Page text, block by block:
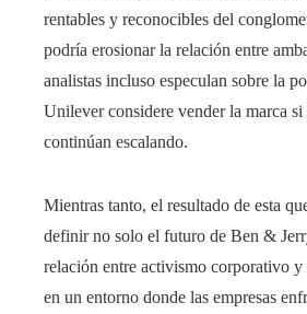
rentables y reconocibles del
podría erosionar la relación entre
analistas incluso especulan sobre la
Unilever considere vender la marca si
continúan escalando.
Mientras tanto, el resultado de esta
definir no solo el futuro de Ben &
relación entre activismo corporativo y
en un entorno donde las empresas